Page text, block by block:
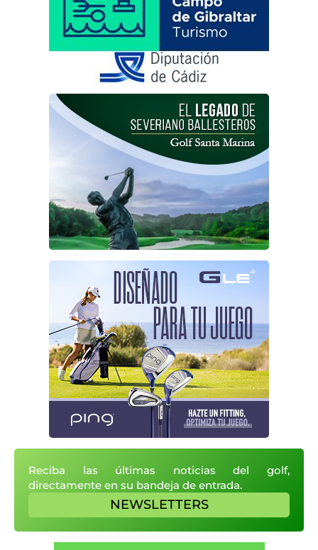
Reciba las últimas noticias del golf,
directamente en su bandeja de entrada.
NEWSLETTERS